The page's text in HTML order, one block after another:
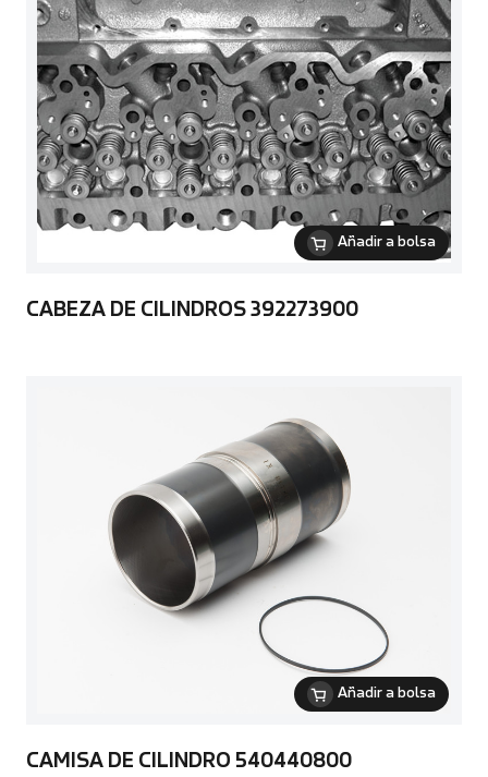
Añadir a bolsa
CABEZA DE CILINDROS 392273900
Añadir a bolsa
CAMISA DE CILINDRO 540440800